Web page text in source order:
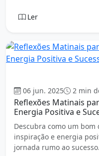
Ler
06 jun. 2025 2 min
Reflexões Matinais
Energia Positiva e
Descubra como um bom
inspiração e energia
jornada rumo ao